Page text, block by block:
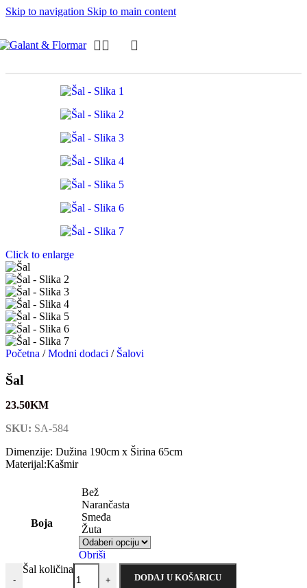
Skip to navigation Skip to main content
Click to enlarge
Početna / Modni dodaci / Šalovi
Šal
23.50KM
SKU: SA-584
Dimenzije: Dužina 190cm x Širina 65cm
Materijal:Kašmir
Boja
Bež
Narančasta
Smeđa
Žuta
Obriši
-
Šal količina
+ DODAJ U KOŠARICU